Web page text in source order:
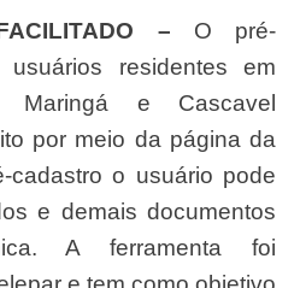
– O pré-
residentes em
Maringá e Cascavel
por meio da página da
cadastro o usuário pode
e demais documentos
A ferramenta foi